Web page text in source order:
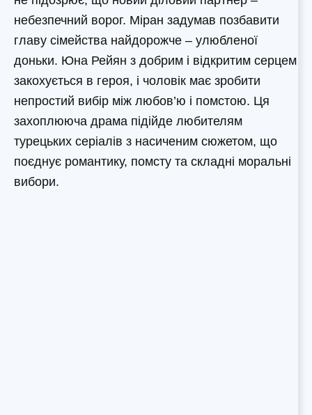
небезпечний ворог. Міран задумав позбавити
главу сімейства найдорожче – улюбленої
доньки. Юна Рейян з добрим і відкритим серцем
закохується в героя, і чоловік має зробити
непростий вибір між любов’ю і помстою. Ця
захоплююча драма підійде любителям
турецьких серіалів з насиченим сюжетом, що
поєднує романтику, помсту та складні моральні
вибори.